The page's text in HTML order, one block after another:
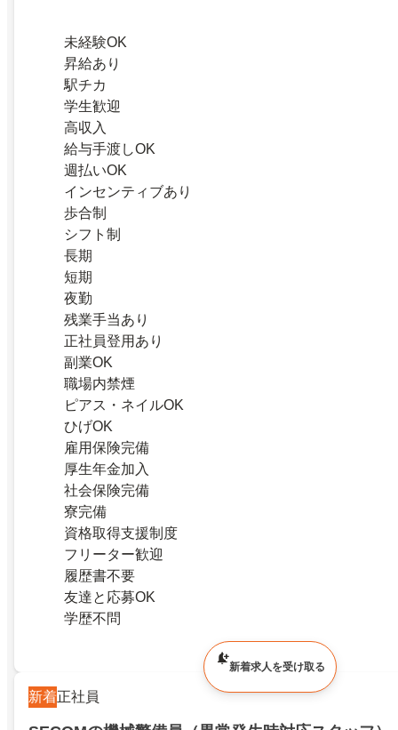
未経験OK
昇給あり
駅チカ
学生歓迎
高収入
給与手渡しOK
週払いOK
インセンティブあり
歩合制
シフト制
長期
短期
夜勤
残業手当あり
正社員登用あり
副業OK
職場内禁煙
ピアス・ネイルOK
ひげOK
雇用保険完備
厚生年金加入
社会保険完備
寮完備
資格取得支援制度
フリーター歓迎
履歴書不要
友達と応募OK
学歴不問
新着正社員
新着求人を受け取る